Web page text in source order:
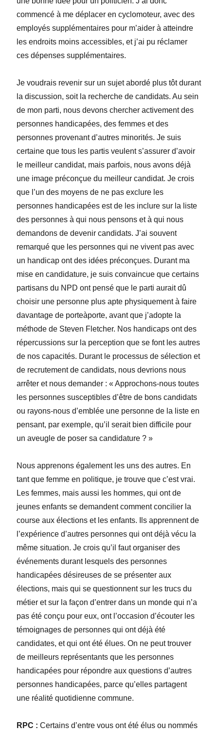
commencé à me déplacer en cyclomoteur, avec des
employés supplémentaires pour m’aider à atteindre
les endroits moins accessibles, et j’ai pu réclamer
ces dépenses supplémentaires.
Je voudrais revenir sur un sujet abordé plus tôt durant
la discussion, soit la recherche de candidats. Au sein
de mon parti, nous devons chercher activement des
personnes handicapées, des femmes et des
personnes provenant d’autres minorités. Je suis
certaine que tous les partis veulent s’assurer d’avoir
le meilleur candidat, mais parfois, nous avons déjà
une image préconçue du meilleur candidat. Je crois
que l’un des moyens de ne pas exclure les
personnes handicapées est de les inclure sur la liste
des personnes à qui nous pensons et à qui nous
demandons de devenir candidats. J’ai souvent
remarqué que les personnes qui ne vivent pas avec
un handicap ont des idées préconçues. Durant ma
mise en candidature, je suis convaincue que certains
partisans du NPD ont pensé que le parti aurait dû
choisir une personne plus apte physiquement à faire
davantage de porteàporte, avant que j’adopte la
méthode de Steven Fletcher. Nos handicaps ont des
répercussions sur la perception que se font les autres
de nos capacités. Durant le processus de sélection et
de recrutement de candidats, nous devrions nous
arrêter et nous demander : « Approchons-nous toutes
les personnes susceptibles d’être de bons candidats
ou rayons-nous d’emblée une personne de la liste en
pensant, par exemple, qu’il serait bien difficile pour
un aveugle de poser sa candidature ? »
Nous apprenons également les uns des autres. En
tant que femme en politique, je trouve que c’est vrai.
Les femmes, mais aussi les hommes, qui ont de
jeunes enfants se demandent comment concilier la
course aux élections et les enfants. Ils apprennent de
l’expérience d’autres personnes qui ont déjà vécu la
même situation. Je crois qu’il faut organiser des
événements durant lesquels des personnes
handicapées désireuses de se présenter aux
élections, mais qui se questionnent sur les trucs du
métier et sur la façon d’entrer dans un monde qui n’a
pas été conçu pour eux, ont l’occasion d’écouter les
témoignages de personnes qui ont déjà été
candidates, et qui ont été élues. On ne peut trouver
de meilleurs représentants que les personnes
handicapées pour répondre aux questions d’autres
personnes handicapées, parce qu’elles partagent
une réalité quotidienne commune.
RPC : Certains d’entre vous ont été élus ou nommés